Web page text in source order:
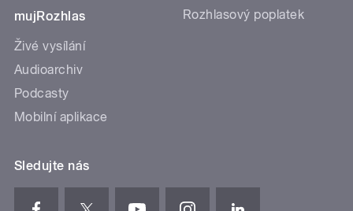
mujRozhlas
Živé vysílání
Audioarchiv
Podcasty
Mobilní aplikace
Rozhlasový poplatek
Sledujte nás